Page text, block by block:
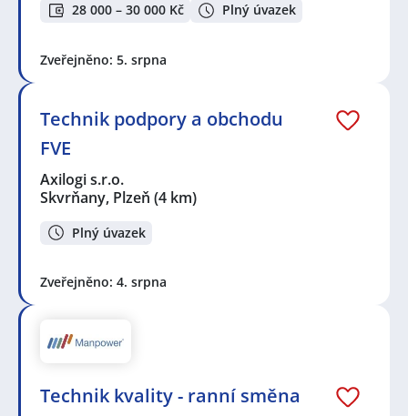
28 000 – 30 000 Kč Plný úvazek
Zveřejněno: 5. srpna
Technik podpory a obchodu
FVE
Axilogi s.r.o.
Skvrňany, Plzeň (4 km)
Plný úvazek
Zveřejněno: 4. srpna
Technik kvality - ranní směna